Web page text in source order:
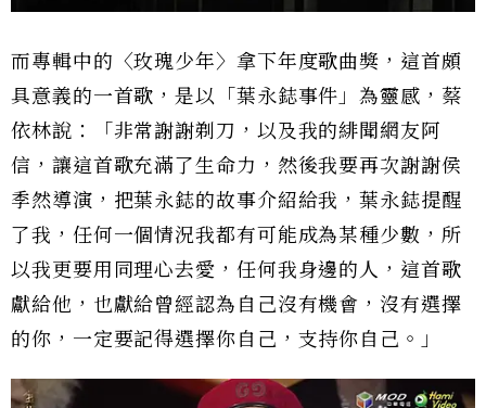
而專輯中的〈玫瑰少年〉拿下年度歌曲獎，這首頗
具意義的一首歌，是以「葉永鋕事件」為靈感，蔡
依林說：「非常謝謝剃刀，以及我的緋聞網友阿
信，讓這首歌充滿了生命力，然後我要再次謝謝侯
季然導演，把葉永鋕的故事介紹給我，葉永鋕提醒
了我，任何一個情況我都有可能成為某種少數，所
以我更要用同理心去愛，任何我身邊的人，這首歌
獻給他，也獻給曾經認為自己沒有機會，沒有選擇
的你，一定要記得選擇你自己，支持你自己。」